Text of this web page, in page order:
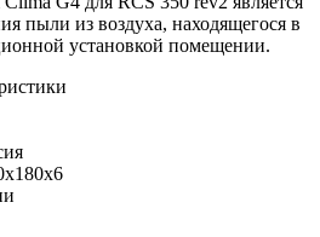
пыли из воздуха, находящегося в
установкой помещении.